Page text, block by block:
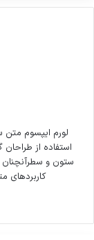
لورم ایپسوم
استفاده از
ستون و سطرآنچنان
کاربردهای